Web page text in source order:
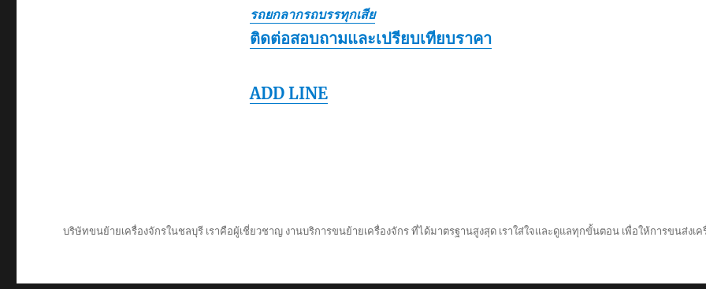
รถยกลากรถบรรทุกเสีย
ติดต่อสอบถามและเปรียบเทียบราคา
ADD LINE
บริษัทขนย้ายเครื่องจักรในชลบุรี เราคือผู้เชี่ยวชาญ งานบริการขนย้ายเครื่องจักร ที่ได้มาตรฐานสูงสุด เราใส่ใจและดูแลทุกขั้นตอน เพื่อให้การขนส่งเค